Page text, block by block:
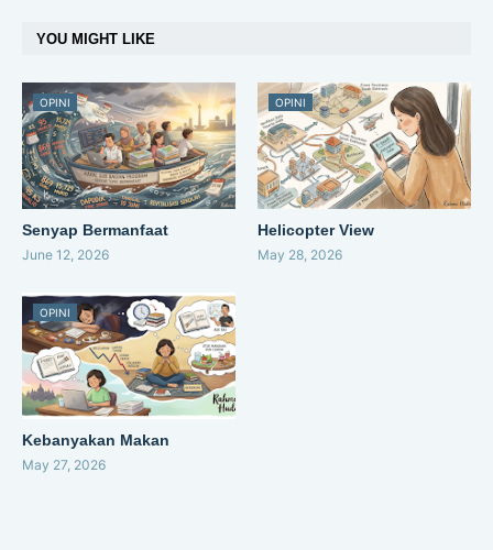
YOU MIGHT LIKE
OPINI
Senyap Bermanfaat
June 12, 2026
OPINI
Helicopter View
May 28, 2026
OPINI
Kebanyakan Makan
May 27, 2026